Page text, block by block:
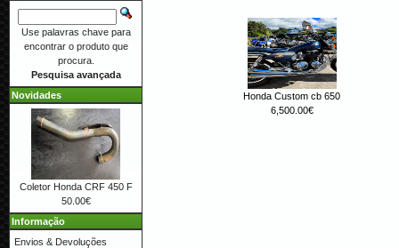
Honda Custom cb 650
6,500.00€
Use palavras chave para
encontrar o produto que
procura.
Pesquisa avançada
Novidades
Coletor Honda CRF 450 F
50.00€
Informação
Envios & Devoluções